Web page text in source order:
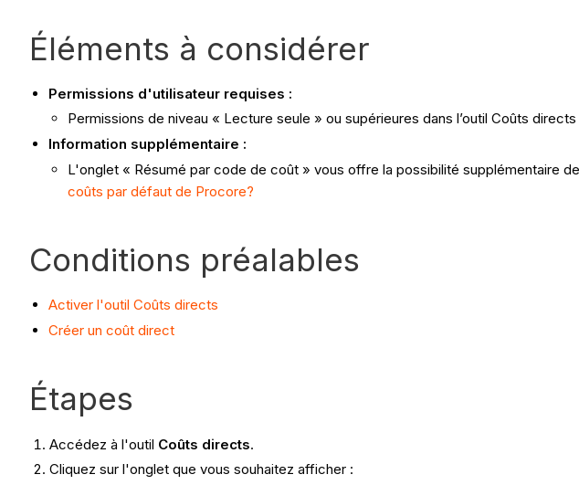
Éléments à considérer
Permissions d'utilisateur requises :
Permissions de niveau « Lecture seule » ou supérieures dans l’outil Coûts
Information supplémentaire :
L'onglet « Résumé par code de coût » vous offre la possibilité supplémentaire
coûts par défaut de Procore?
Conditions préalables
Activer l'outil Coûts directs
Créer un coût direct
Étapes
Accédez à l'outil Coûts directs.
Cliquez sur l'onglet que vous souhaitez afficher :